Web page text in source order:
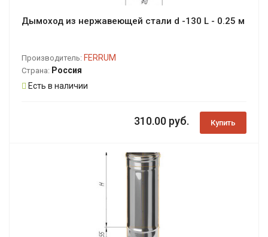
Дымоход из нержавеющей стали d -130 L - 0.25 м
Производитель: FERRUM
Страна: Россия
Есть в наличии
310.00 руб. Купить